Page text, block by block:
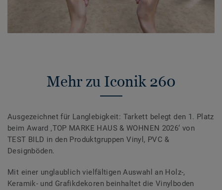
Mehr zu Iconik 260
Ausgezeichnet für Langlebigkeit: Tarkett belegt den 1. Platz
beim Award ‚TOP MARKE HAUS & WOHNEN 2026‘ von
TEST BILD in den Produktgruppen Vinyl, PVC &
Designböden.
Mit einer unglaublich vielfältigen Auswahl an Holz-,
Keramik- und Grafikdekoren beinhaltet die Vinylboden